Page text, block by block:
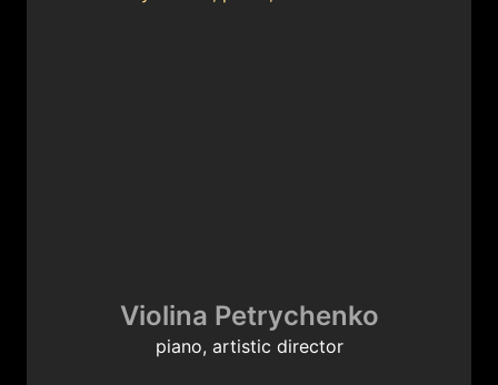
Violina Petrychenko
piano, artistic director